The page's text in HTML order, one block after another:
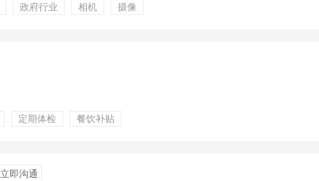
政府行业 相机
摄像
定期体检 餐饮补贴
立即沟通